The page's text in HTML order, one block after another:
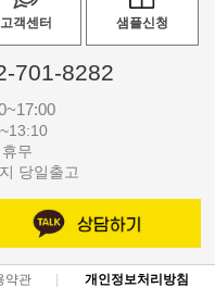
고객센터 샘플신청
701-8282
휴무
당일출고
약관 개인정보처리방침